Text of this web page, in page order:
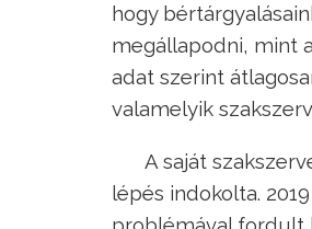
hogy
megállapodni, mint
adat szerint
valamelyik
A saját
lépés indokolta.